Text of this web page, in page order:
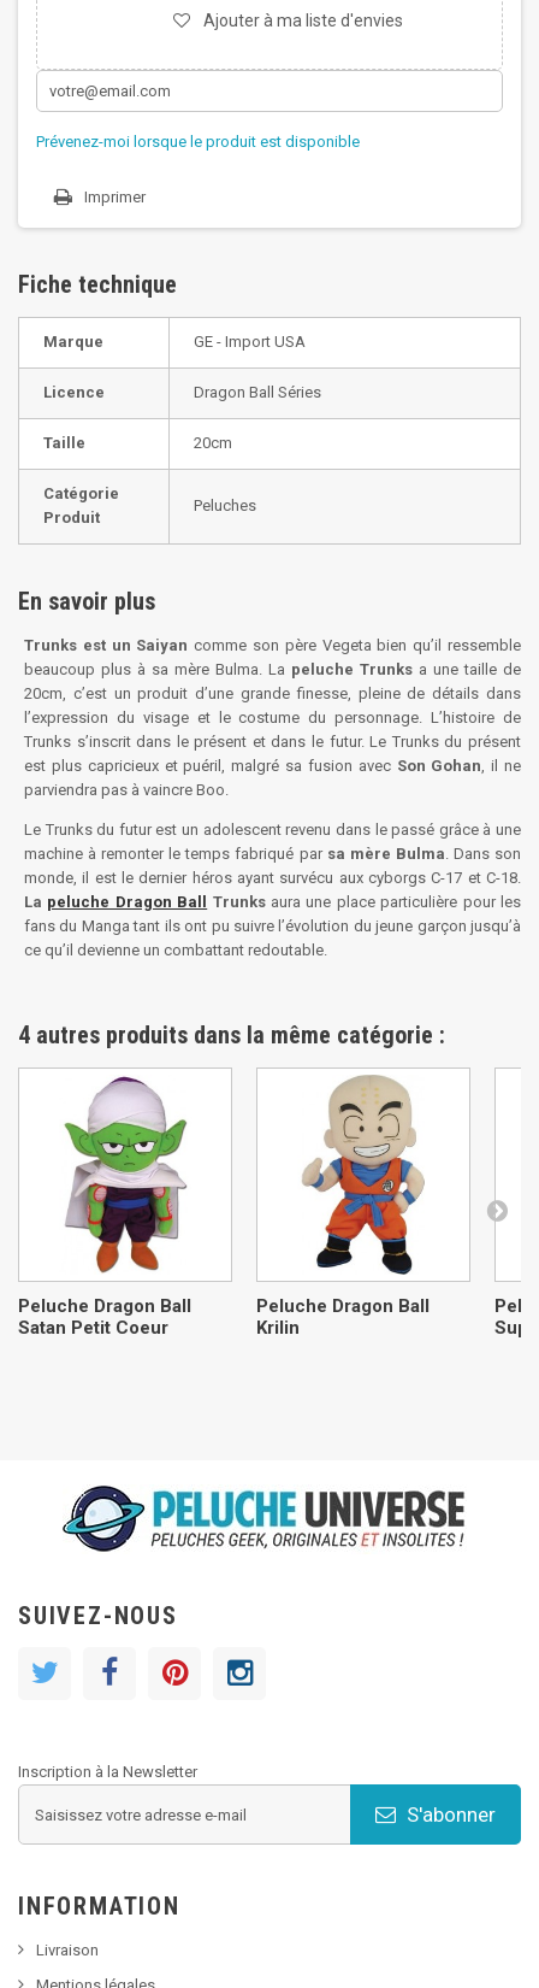
Ajouter à ma liste d'envies
Prévenez-moi lorsque le produit est disponible
Imprimer
Fiche technique
Marque GE - Import USA
Licence Dragon Ball Séries
Taille 20cm
Catégorie
Produit
Peluches
En savoir plus
Trunks est un Saiyan comme son père Vegeta bien qu’il ressemble
beaucoup plus à sa mère Bulma. La peluche Trunks a une taille de
20cm, c’est un produit d’une grande finesse, pleine de détails dans
l’expression du visage et le costume du personnage. L’histoire de
Trunks s’inscrit dans le présent et dans le futur. Le Trunks du présent
est plus capricieux et puéril, malgré sa fusion avec Son Gohan, il ne
parviendra pas à vaincre Boo.
Le Trunks du futur est un adolescent revenu dans le passé grâce à une
machine à remonter le temps fabriqué par sa mère Bulma. Dans son
monde, il est le dernier héros ayant survécu aux cyborgs C-17 et C-18.
La peluche Dragon Ball Trunksaura une place particulière pour les
fans du Manga tant ils ont pu suivre l’évolution du jeune garçon jusqu’à
ce qu’il devienne un combattant redoutable.
4 autres produits dans la même catégorie :
Peluche Dragon Ball
Satan Petit Coeur
Peluche Dragon Ball
Krilin
SUIVEZ-NOUS
Inscription à la Newsletter
S'abonner
INFORMATION
Livraison